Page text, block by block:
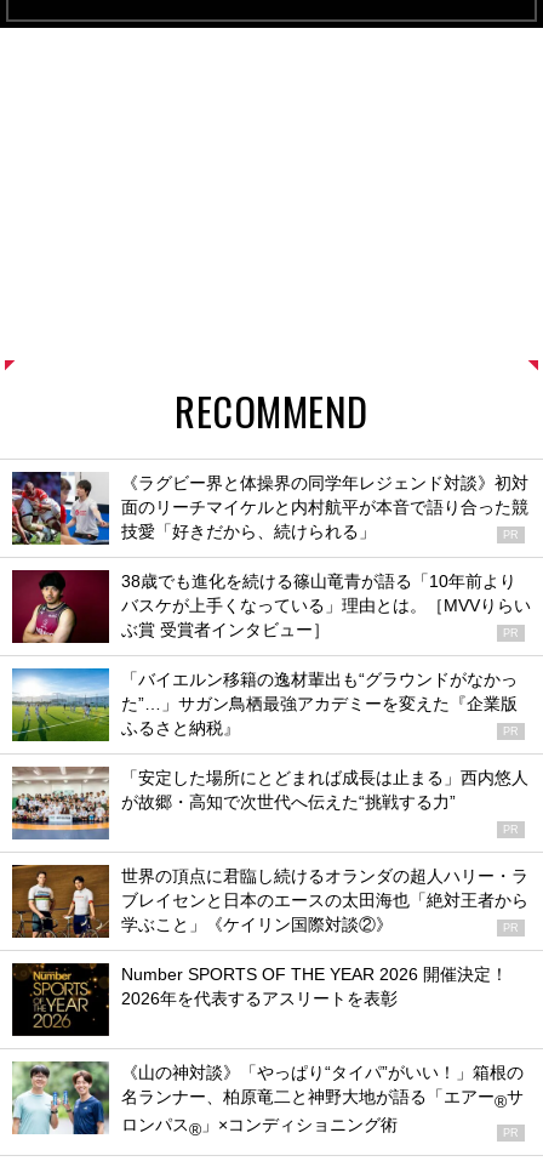
RECOMMEND
《ラグビー界と体操界の同学年レジェンド対談》初対
面のリーチマイケルと内村航平が本音で語り合った競
技愛「好きだから、続けられる」
PR
38歳でも進化を続ける篠山竜青が語る「10年前より
バスケが上手くなっている」理由とは。［MVVりらい
ぶ賞 受賞者インタビュー］
PR
「バイエルン移籍の逸材輩出も“グラウンドがなかっ
た”…」サガン鳥栖最強アカデミーを変えた『企業版
ふるさと納税』
PR
「安定した場所にとどまれば成長は止まる」西内悠人
が故郷・高知で次世代へ伝えた“挑戦する力”
PR
世界の頂点に君臨し続けるオランダの超人ハリー・ラ
ブレイセンと日本のエースの太田海也「絶対王者から
学ぶこと」《ケイリン国際対談②》
PR
Number SPORTS OF THE YEAR 2026 開催決定！
2026年を代表するアスリートを表彰
《山の神対談》「やっぱり“タイパ”がいい！」箱根の
名ランナー、柏原竜二と神野大地が語る「エアー®サ
ロンパス® 」×コンディショニング術 PR